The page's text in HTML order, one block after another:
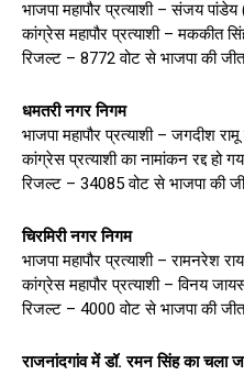
भाजपा महापौर प्रत्याशी – संजय पांडेय
कांग्रेस महापौर प्रत्याशी – मककीत
रिजल्ट – 8772 वोट से भाजपा की जीत
धमतरी नगर निगम
भाजपा महापौर प्रत्याशी – जगदीश रामू
कांग्रेस प्रत्याशी का नामांकन रद्द हो
रिजल्ट – 34085 वोट से भाजपा की
चिरमिरी नगर निगम
भाजपा महापौर प्रत्याशी – रामनरेश
कांग्रेस महापौर प्रत्याशी – विनय
रिजल्ट – 4000 वोट से भाजपा की जीत
राजनांदगांव में डॉ. रमन सिंह का चला